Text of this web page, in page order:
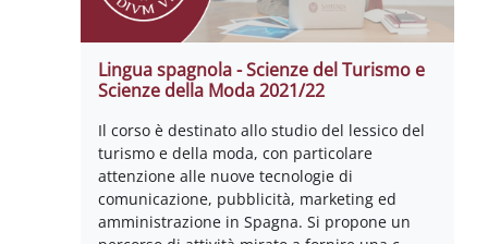
Lingua spagnola - Scienze del Turismo e
Scienze della Moda 2021/22
Il corso è destinato allo studio del lessico del
turismo e della moda, con particolare
attenzione alle nuove tecnologie di
comunicazione, pubblicità, marketing ed
amministrazione in Spagna. Si propone un